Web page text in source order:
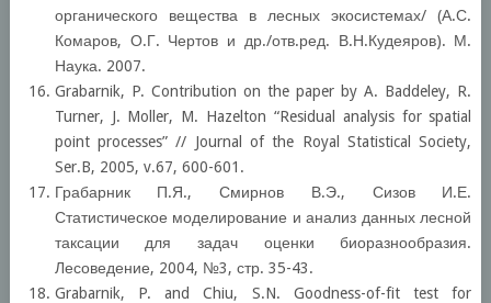
органического вещества в лесных экосистемах/ (А.С.
Комаров, О.Г. Чертов и др./отв.ред. В.Н.Кудеяров). М.
Наука. 2007.
Grabarnik, P. Contribution on the paper by A. Baddeley, R.
Turner, J. Moller, M. Hazelton “Residual analysis for spatial
point processes” // Journal of the Royal Statistical Society,
Ser.B, 2005, v.67, 600-601.
Грабарник П.Я., Смирнов В.Э., Сизов И.Е.
Статистическое моделирование и анализ данных лесной
таксации для задач оценки биоразнообразия.
Лесоведение, 2004, №3, стр. 35-43.
Grabarnik, P. and Chiu, S.N. Goodness-of-fit test for